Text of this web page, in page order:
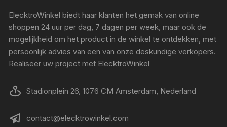
ElecktroWinkel biedt haar klanten het gemak van online
shoppen 24 uur per dag, 7 dagen per week, maar ook de
mogelijkheid om het product in de winkel te ontdekken, met
persoonlijk advies van een van onze deskundige verkopers.
Realiseer uw project met ElecktroWinkel
Stadionplein 26, 1076 CM Amsterdam, Nederland
contact@elecktrowinkel.com